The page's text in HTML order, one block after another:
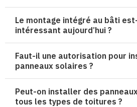
Le montage intégré au bâti
intéressant aujourd’hui ?
Faut-il une autorisation pour
panneaux solaires ?
Peut-on installer des
tous les types de toitures ?